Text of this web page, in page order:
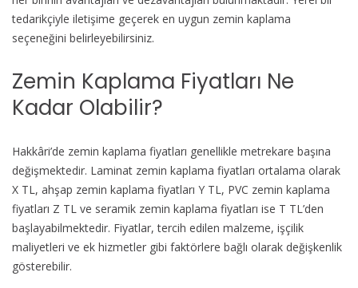
tedarikçiyle iletişime geçerek en uygun zemin kaplama
seçeneğini belirleyebilirsiniz.
Zemin Kaplama Fiyatları Ne
Kadar Olabilir?
Hakkâri’de zemin kaplama fiyatları genellikle metrekare başına
değişmektedir. Laminat zemin kaplama fiyatları ortalama olarak
X TL, ahşap zemin kaplama fiyatları Y TL, PVC zemin kaplama
fiyatları Z TL ve seramik zemin kaplama fiyatları ise T TL’den
başlayabilmektedir. Fiyatlar, tercih edilen malzeme, işçilik
maliyetleri ve ek hizmetler gibi faktörlere bağlı olarak değişkenlik
gösterebilir.